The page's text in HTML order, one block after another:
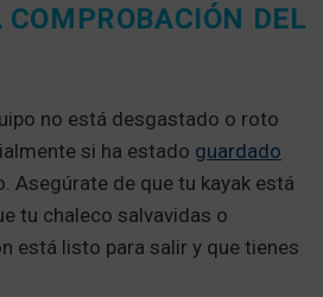
DEL
no está desgastado o roto
si ha estado guardado
Asegúrate de que tu kayak está
tu chaleco salvavidas o
está listo para salir y que tienes